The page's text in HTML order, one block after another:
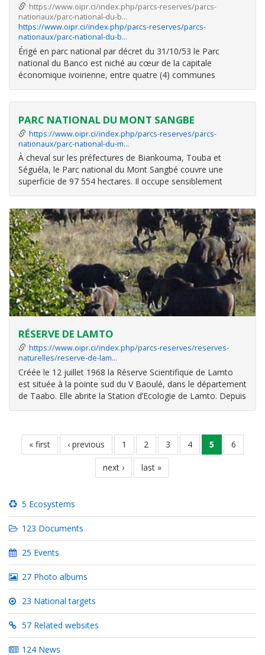
https://www.oipr.ci/index.php/parcs-reserves/parcs-
nationaux/parc-national-du-b…
https://www.oipr.ci/index.php/parcs-reserves/parcs-
nationaux/parc-national-du-b…
Érigé en parc national par décret du 31/10/53 le Parc
national du Banco est niché au cœur de la capitale
économique ivoirienne, entre quatre (4) communes
Le Parc national du Banco couvre une superficie de 3.438
hectares. Qualifié de réservoir hydraulique et
PARC NATIONAL DU MONT SANGBE
https://www.oipr.ci/index.php/parcs-reserves/parcs-
nationaux/parc-national-du-m…
À cheval sur les préfectures de Biankouma, Touba et
Séguéla, le Parc national du Mont Sangbé couvre une
superficie de 97 554 hectares. Il occupe sensiblement
et englobait les massifs de
RÉSERVE DE LAMTO
https://www.oipr.ci/index.php/parcs-reserves/reserves-
naturelles/reserve-de-lam…
Créée le 12 juillet 1968 la Réserve Scientifique de Lamto
est située à la pointe sud du V Baoulé, dans le département
de Taabo. Elle abrite la Station d’Ecologie de Lamto. Depuis
Pagination
first
page
« first
previous
page
‹ previous page
1 page
2 page
3 page
4
current
page
5 page
6
next
page
next ›
last
page
last »
5 Ecosystems
123 Documents
25 Events
27 Photo albums
23 National targets
57 Related websites
124 News